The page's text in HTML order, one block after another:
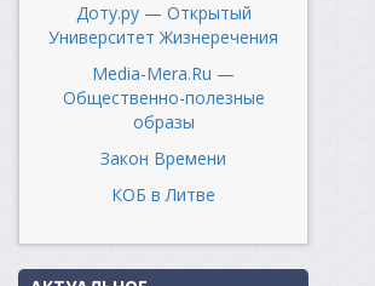
Доту.ру — Открытый
Университет Жизнеречения
Media-Mera.Ru —
Общественно-полезные
образы
Закон Времени
КОБ в Литве